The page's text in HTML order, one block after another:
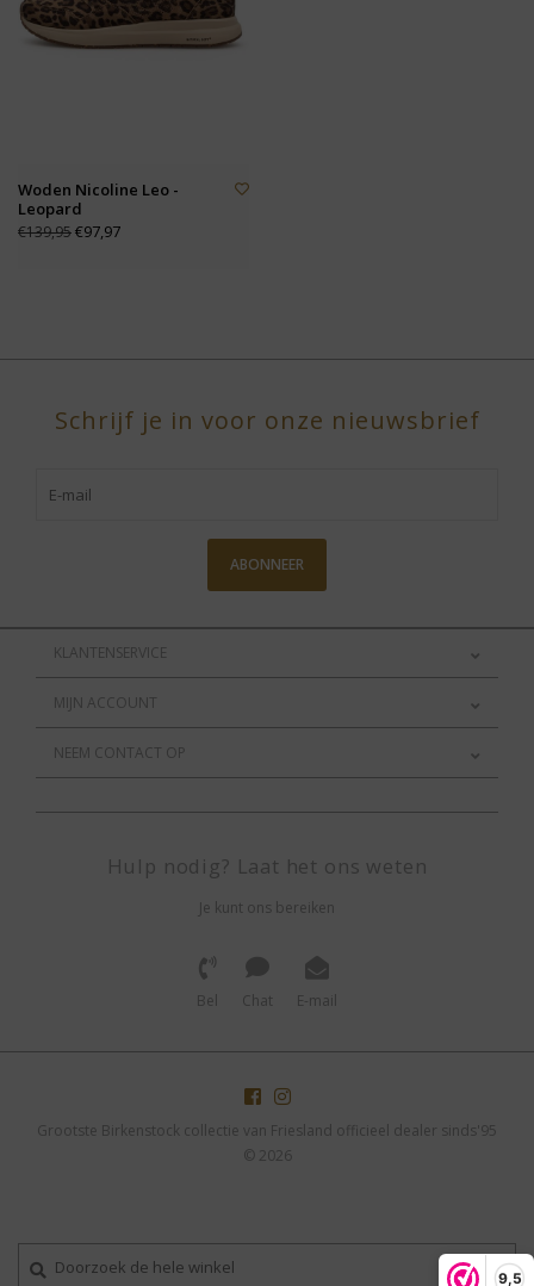
9,5
Woden Nicoline Leo -
Leopard
€139,95€97,97
Schrijf je in voor onze nieuwsbrief
ABONNEER
KLANTENSERVICE
MIJN ACCOUNT
NEEM CONTACT OP
Hulp nodig? Laat het ons weten
Je kunt ons bereiken
Bel Chat E-mail
Grootste Birkenstock collectie van Friesland officieel dealer sinds'95
© 2026